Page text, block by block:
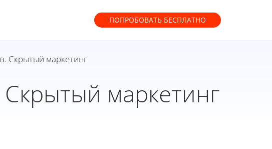
ПОПРОБОВАТЬ БЕСПЛАТНО
Скрытый маркетинг
маркетинг